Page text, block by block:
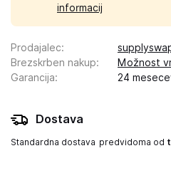
informacij
Prodajalec:
Brezskrben nakup:
Možnost
Garancija: 24
Dostava
Standardna dostava predvidoma od